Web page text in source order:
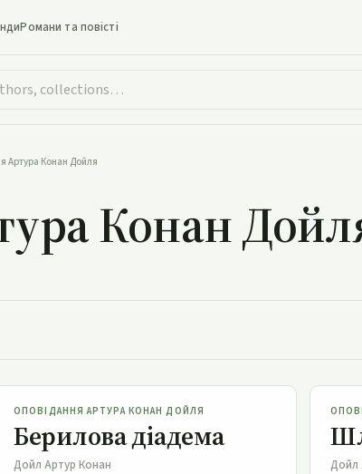
Романи та повісті
Артура Конан Дойля
Конан
Берилова діадема
ОПОВІДАННЯ АРТУРА КОНАН ДОЙЛЯ
Берилова діадема
Дойл Артур Конан Дойл